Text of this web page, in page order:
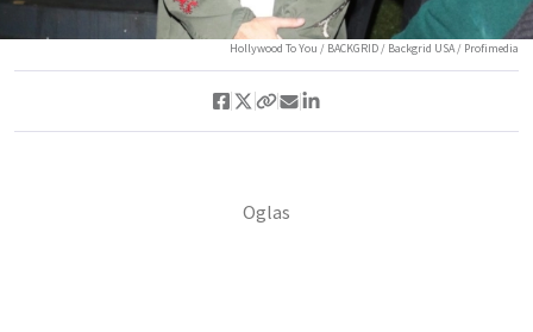
Hollywood To You / BACKGRID / Backgrid USA / Profimedia